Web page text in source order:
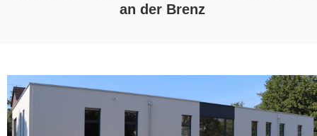
an der Brenz